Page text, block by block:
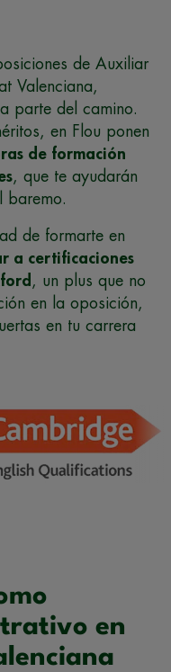
de Auxiliar
Valenciana,
parte del camino.
en Flou ponen
de formación
, que te ayudarán
baremo.
de formarte en
a certificaciones
, un plus que no
en la oposición,
en tu carrera
en